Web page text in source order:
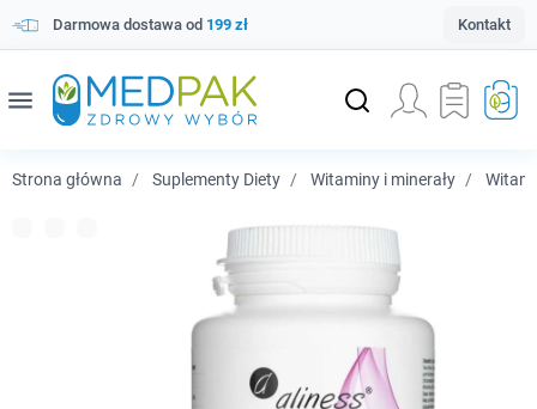
Darmowa dostawa od 199 zł Kontakt
menu
Strona główna Suplementy Diety Witaminy i minerały